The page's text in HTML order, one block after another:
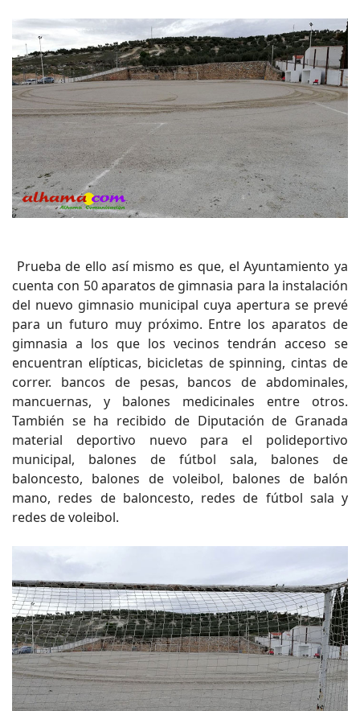
Prueba de ello así mismo es que, el Ayuntamiento ya
cuenta con 50 aparatos de gimnasia para la instalación
del nuevo gimnasio municipal cuya apertura se prevé
para un futuro muy próximo. Entre los aparatos de
gimnasia a los que los vecinos tendrán acceso se
encuentran elípticas, bicicletas de spinning, cintas de
correr. bancos de pesas, bancos de abdominales,
mancuernas, y balones medicinales entre otros.
También se ha recibido de Diputación de Granada
material deportivo nuevo para el polideportivo
municipal, balones de fútbol sala, balones de
baloncesto, balones de voleibol, balones de balón
mano, redes de baloncesto, redes de fútbol sala y
redes de voleibol.